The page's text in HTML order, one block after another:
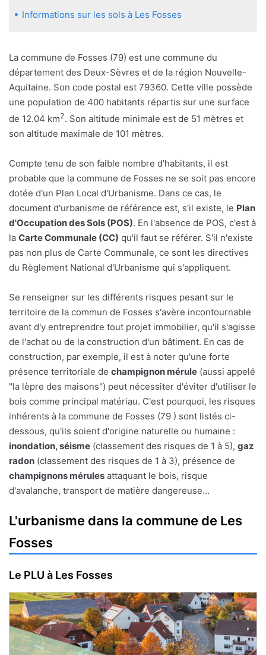
Informations sur les sols à Les Fosses
La commune de Fosses (79) est une commune du
département des Deux-Sèvres et de la région Nouvelle-
Aquitaine. Son code postal est 79360. Cette ville possède
une population de 400 habitants répartis sur une surface
de 12.04 km2. Son altitude minimale est de 51 mètres et
son altitude maximale de 101 mètres.
Compte tenu de son faible nombre d'habitants, il est
probable que la commune de Fosses ne se soit pas encore
dotée d'un Plan Local d'Urbanisme. Dans ce cas, le
document d'urbanisme de référence est, s'il existe, le Plan
d'Occupation des Sols (POS). En l'absence de POS, c'est à
la Carte Communale (CC) qu'il faut se référer. S'il n'existe
pas non plus de Carte Communale, ce sont les directives
du Règlement National d'Urbanisme qui s'appliquent.
Se renseigner sur les différents risques pesant sur le
territoire de la commun de Fosses s'avère incontournable
avant d'y entreprendre tout projet immobilier, qu'il s'agisse
de l'achat ou de la construction d'un bâtiment. En cas de
construction, par exemple, il est à noter qu'une forte
présence territoriale de champignon mérule (aussi appelé
"la lèpre des maisons") peut nécessiter d'éviter d'utiliser le
bois comme principal matériau. C'est pourquoi, les risques
inhérents à la commune de Fosses (79 ) sont listés ci-
dessous, qu'ils soient d'origine naturelle ou humaine :
inondation, séisme (classement des risques de 1 à 5), gaz
radon (classement des risques de 1 à 3), présence de
champignons mérules attaquant le bois, risque
d'avalanche, transport de matière dangereuse...
L'urbanisme dans la commune de Les
Fosses
Le PLU à Les Fosses